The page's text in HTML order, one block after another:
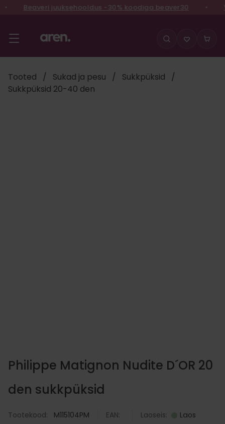
Liigu
juurde
Beaveri juuksehooldus -30% koodiga beaver30
Tooted / Sukad ja pesu / Sukkpüksid
/
Sukkpüksid 20-40 den
Philippe Matignon Nudite D´OR 20
den sukkpüksid
Tootekood: M115104PM EAN: Laoseis: Laos